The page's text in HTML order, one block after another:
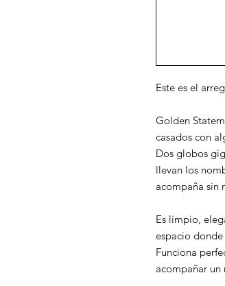
Este es el
Golden
casados con
Dos globos
llevan los
acompaña sin
Es limpio,
espacio donde
Funciona
acompañar